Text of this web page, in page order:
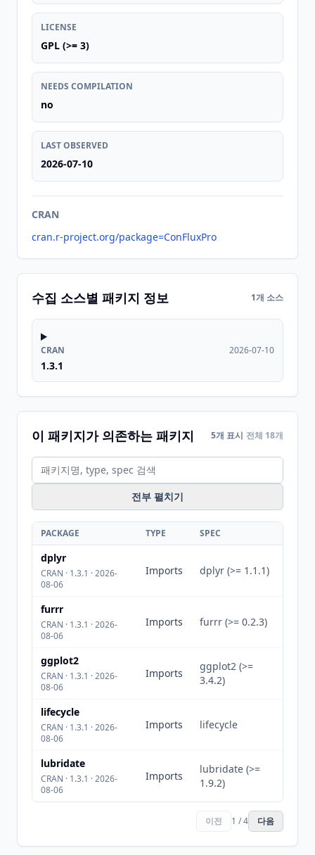
LICENSE
GPL (>= 3)
NEEDS COMPILATION
no
LAST OBSERVED
2026-07-10
CRAN
cran.r-project.org/package=ConFluxPro
수집 소스별 패키지 정보 1개 소스
CRAN
1.3.1
2026-07-10
이 패키지가 의존하는 패키지 5개 표시 전체 18개
전부 펼치기
PACKAGE TYPE SPEC
dplyr
CRAN · 1.3.1 · 2026-
08-06
Imports dplyr (>= 1.1.1)
furrr
CRAN · 1.3.1 · 2026-
08-06
Imports furrr (>= 0.2.3)
ggplot2
CRAN · 1.3.1 · 2026-
08-06
Imports
ggplot2 (>=
3.4.2)
lifecycle
CRAN · 1.3.1 · 2026-
08-06
Imports lifecycle
lubridate
CRAN · 1.3.1 · 2026-
08-06
Imports
lubridate (>=
1.9.2)
이전 1 / 4 다음